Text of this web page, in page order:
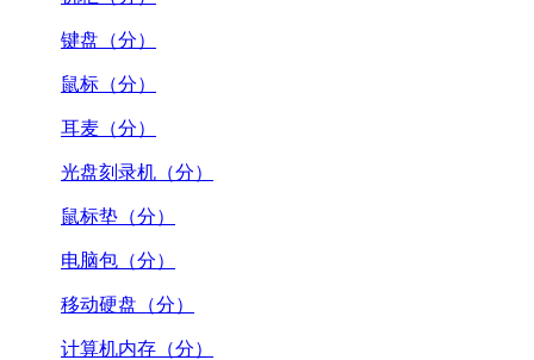
键盘（分）
鼠标（分）
耳麦（分）
光盘刻录机（分）
鼠标垫（分）
电脑包（分）
移动硬盘（分）
计算机内存（分）